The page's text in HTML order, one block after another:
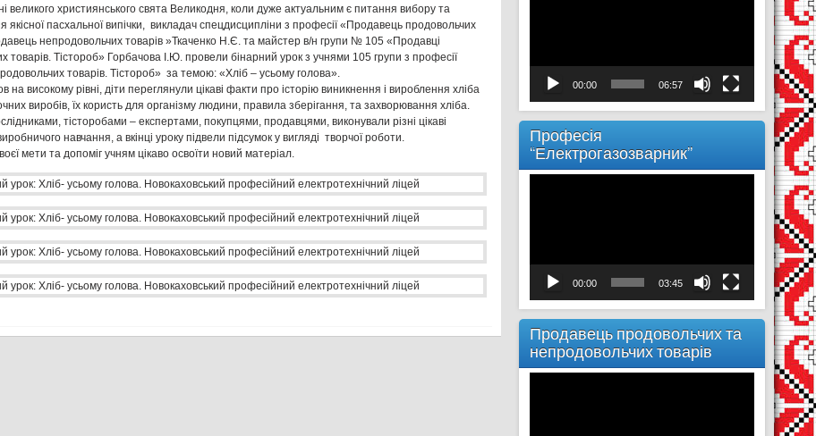
великого християнського свята Великодня, коли дуже актуальним є питання вибору та
якісної пасхальної випічки, викладач спецдисципліни з професії «Продавець продовольчих
непродовольчих товарів »Ткаченко Н.Є. та майстер в/н групи № 105 «Продавці
товарів. Тістороб» Горбачова І.Ю. провели бінарний урок з учнями 105 групи з професії
товарів. Тістороб» за темою: «Хліб – усьому голова».
на високому рівні, діти переглянули цікаві факти про історію виникнення і вироблення хліба
виробів, їх користь для організму людини, правила зберігання, та захворювання хліба.
тісторобами – експертами, покупцями, продавцями, виконували різні цікаві
навчання, а вкінці уроку підвели підсумок у вигляді творчої роботи.
мети та допоміг учням цікаво освоїти новий матеріал.
00:00 06:57
Професія
“Електрогазозварник”
00:00 03:45
Продавець продовольчих та
непродовольчих товарів